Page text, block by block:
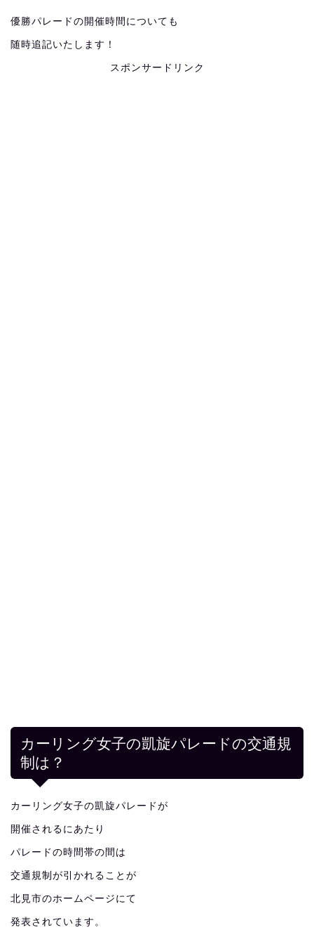
優勝パレードの開催時間についても
随時追記いたします！
スポンサードリンク
カーリング女子の凱旋パレードの交通規
制は？
カーリング女子の凱旋パレードが
開催されるにあたり
パレードの時間帯の間は
交通規制が引かれることが
北見市のホームページにて
発表されています。